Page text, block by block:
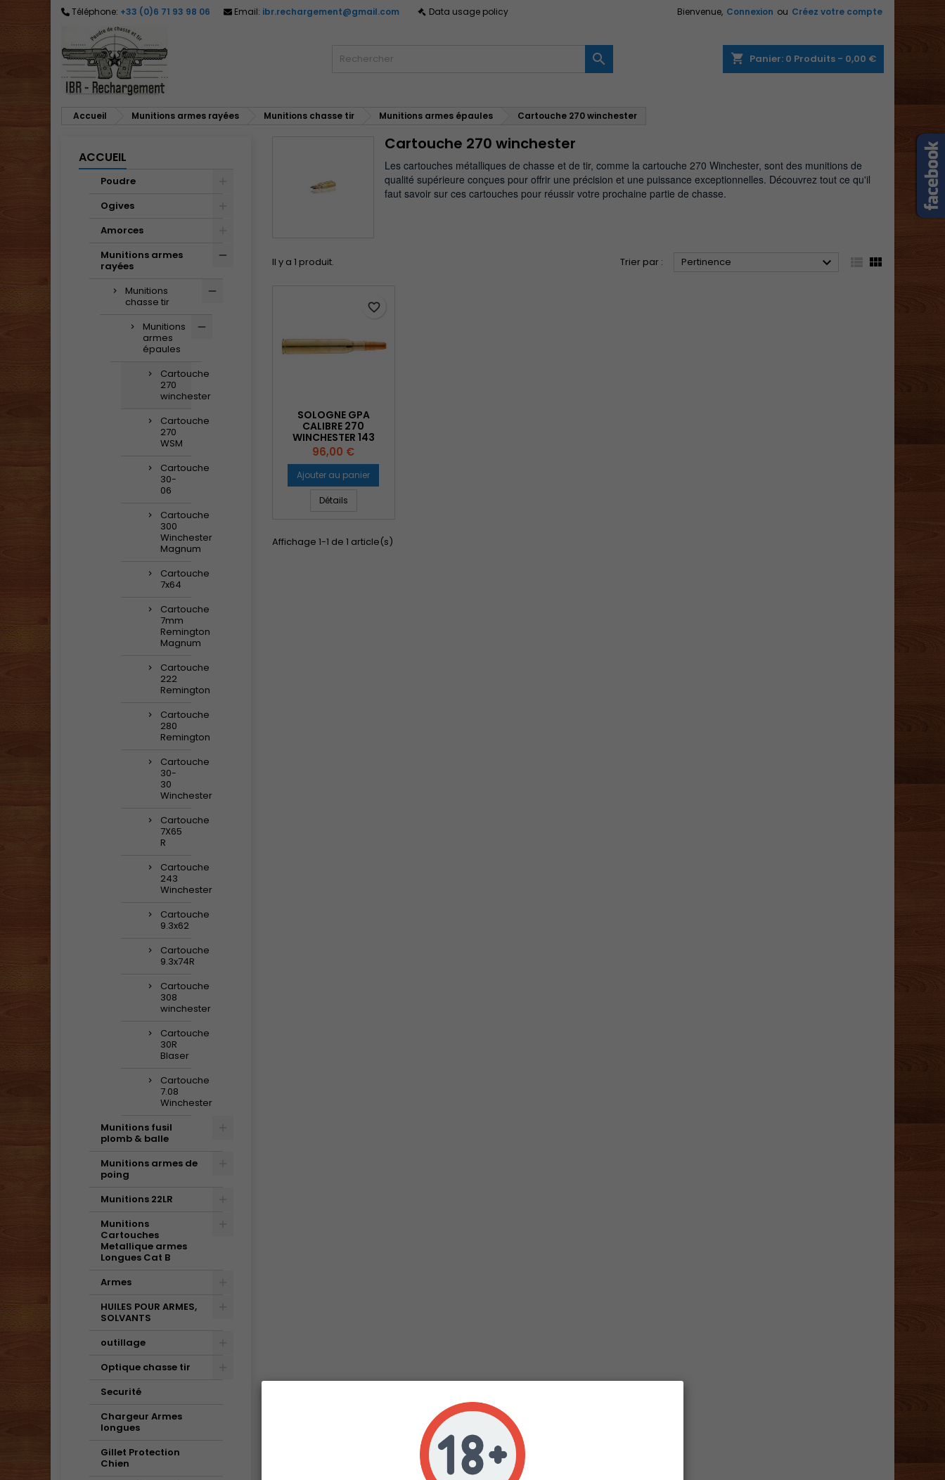
Téléphone: +33 (0)6 71 93 98 06 Email: ibr.rechargement@gmail.com Data usage policy Bienvenue, Connexion ou Créez votre compte
shopping_cart Panier: 0 Produits - 0,00 €

Accueil Munitions armes rayées Munitions chasse tir Munitions armes épaules Cartouche 270 winchester
ACCUEIL
Poudre
Ogives
Amorces
Munitions armes
rayées
Munitions
chasse tir
Munitions
armes
épaules
Cartouche
270
winchester
Cartouche
270
WSM
Cartouche
30-
06
Cartouche
300
Winchester
Magnum
Cartouche
7x64
Cartouche
7mm
Remington
Magnum
Cartouche
222
Remington
Cartouche
280
Remington
Cartouche
30-
30
Winchester
Cartouche
7X65
R
Cartouche
243
Winchester
Cartouche
9.3x62
Cartouche
9.3x74R
Cartouche
308
winchester
Cartouche
30R
Blaser
Cartouche
7.08
Winchester
Munitions fusil
plomb & balle
Munitions armes de
poing
Munitions 22LR
Munitions
Cartouches
Metallique armes
Longues Cat B
Armes
HUILES POUR ARMES,
SOLVANTS
outillage
Optique chasse tir
Securité
Chargeur Armes
longues
Gillet Protection
Chien
Cartouche 270 winchester
Les cartouches métalliques de chasse et de tir, comme la cartouche 270 Winchester, sont des munitions de
qualité supérieure conçues pour offrir une précision et une puissance exceptionnelles. Découvrez tout ce qu'il
faut savoir sur ces cartouches pour réussir votre prochaine partie de chasse.
Il y a 1 produit. Trier par : Pertinence  
SOLOGNE GPA
CALIBRE 270
WINCHESTER 143
GRAINS
Prix
96,00 €
Ajouter au panier
Détails
favorite_border
Affichage 1-1 de 1 article(s)
((cancelText)) ((modalDeleteText))
Vous devez être connecté pour ajouter des produits à votre liste